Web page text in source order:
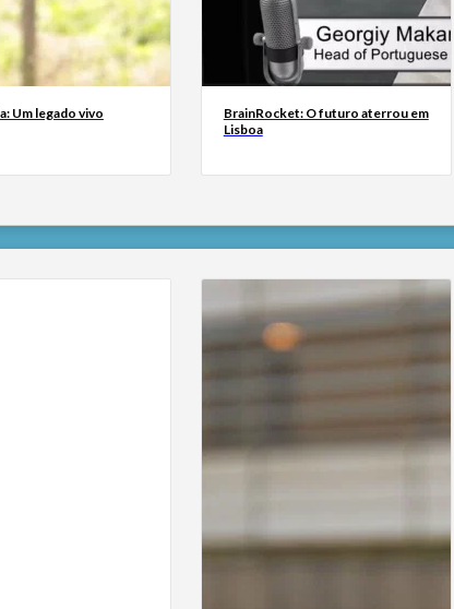
Um legado vivo
BrainRocket: O futuro aterrou em
Lisboa